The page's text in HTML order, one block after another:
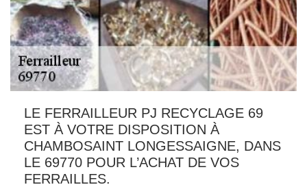
LE FERRAILLEUR PJ RECYCLAGE 69
EST À VOTRE DISPOSITION À
CHAMBOSAINT LONGESSAIGNE, DANS
LE 69770 POUR L’ACHAT DE VOS
FERRAILLES.